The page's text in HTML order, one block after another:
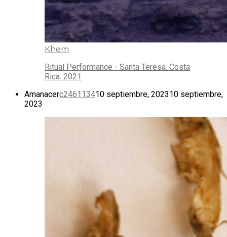
Khem
Ritual Performance - Santa Teresa. Costa
Rica. 2021
Amanacerc246113410 septiembre, 202310 septiembre,
2023